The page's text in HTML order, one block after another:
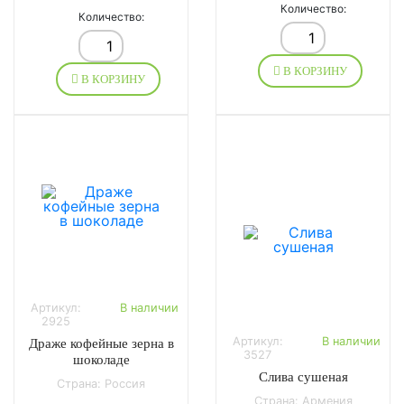
Количество:
В КОРЗИНУ
Количество:
В КОРЗИНУ
Артикул:
2925
В наличии
Драже кофейные зерна в
шоколаде
Страна: Россия
Артикул:
3527
В наличии
Слива сушеная
Страна: Армения